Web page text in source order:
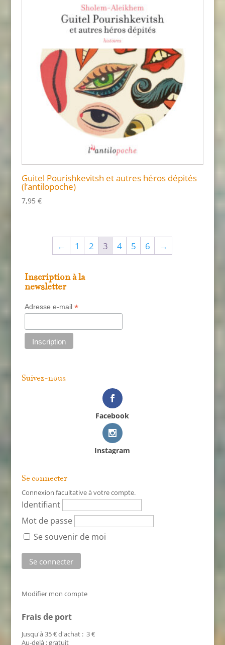
Guitel Pourishkevitsh et autres héros dépités
(l’antilopoche)
7,95 €
← 1 2 3 4 5 6 →
Inscription à la
newsletter
Adresse e-mail *
Suivez-nous
Facebook
Instagram
Se connecter
Connexion facultative à votre compte.
Identifiant
Mot de passe
Se souvenir de moi
Modifier mon compte
Frais de port
Jusqu'à 35 € d'achat : 3 €
Au-delà : gratuit